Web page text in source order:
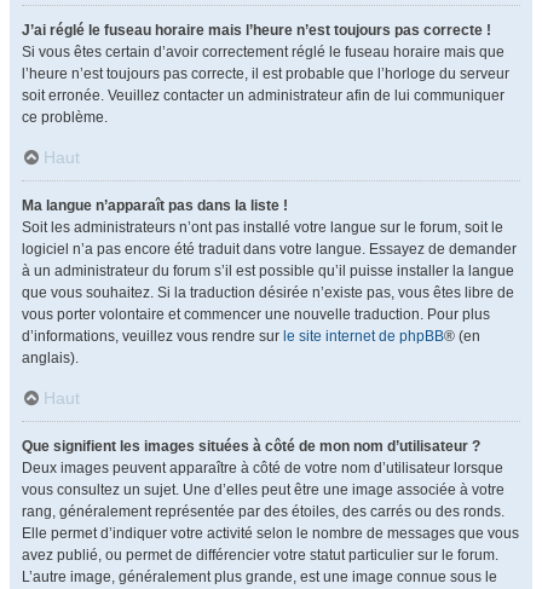
J’ai réglé le fuseau horaire mais l’heure n’est toujours pas correcte !
Si vous êtes certain d’avoir correctement réglé le fuseau horaire mais que
l’heure n’est toujours pas correcte, il est probable que l’horloge du serveur
soit erronée. Veuillez contacter un administrateur afin de lui communiquer
ce problème.
Haut
Ma langue n’apparaît pas dans la liste !
Soit les administrateurs n’ont pas installé votre langue sur le forum, soit le
logiciel n’a pas encore été traduit dans votre langue. Essayez de demander
à un administrateur du forum s’il est possible qu’il puisse installer la langue
que vous souhaitez. Si la traduction désirée n’existe pas, vous êtes libre de
vous porter volontaire et commencer une nouvelle traduction. Pour plus
d’informations, veuillez vous rendre sur le site internet de phpBB® (en
anglais).
Haut
Que signifient les images situées à côté de mon nom d’utilisateur ?
Deux images peuvent apparaître à côté de votre nom d’utilisateur lorsque
vous consultez un sujet. Une d’elles peut être une image associée à votre
rang, généralement représentée par des étoiles, des carrés ou des ronds.
Elle permet d’indiquer votre activité selon le nombre de messages que vous
avez publié, ou permet de différencier votre statut particulier sur le forum.
L’autre image, généralement plus grande, est une image connue sous le